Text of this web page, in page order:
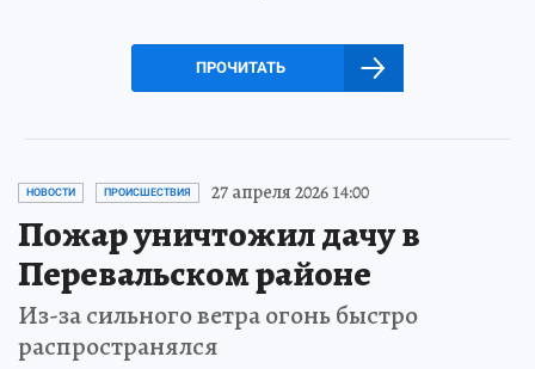
ПРОЧИТАТЬ
НОВОСТИ ПРОИСШЕСТВИЯ 27 апреля 2026 14:00
Пожар уничтожил дачу в
Перевальском районе
Из-за сильного ветра огонь быстро
распространялся